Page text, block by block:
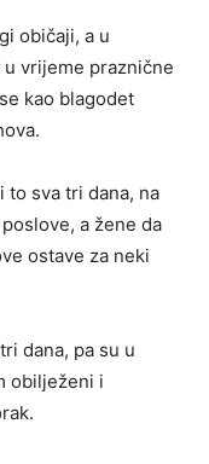
običaji, a u
vrijeme praznične
kao blagodet
to sva tri dana, na
a žene da
ostave za neki
dana, pa su u
obilježeni i